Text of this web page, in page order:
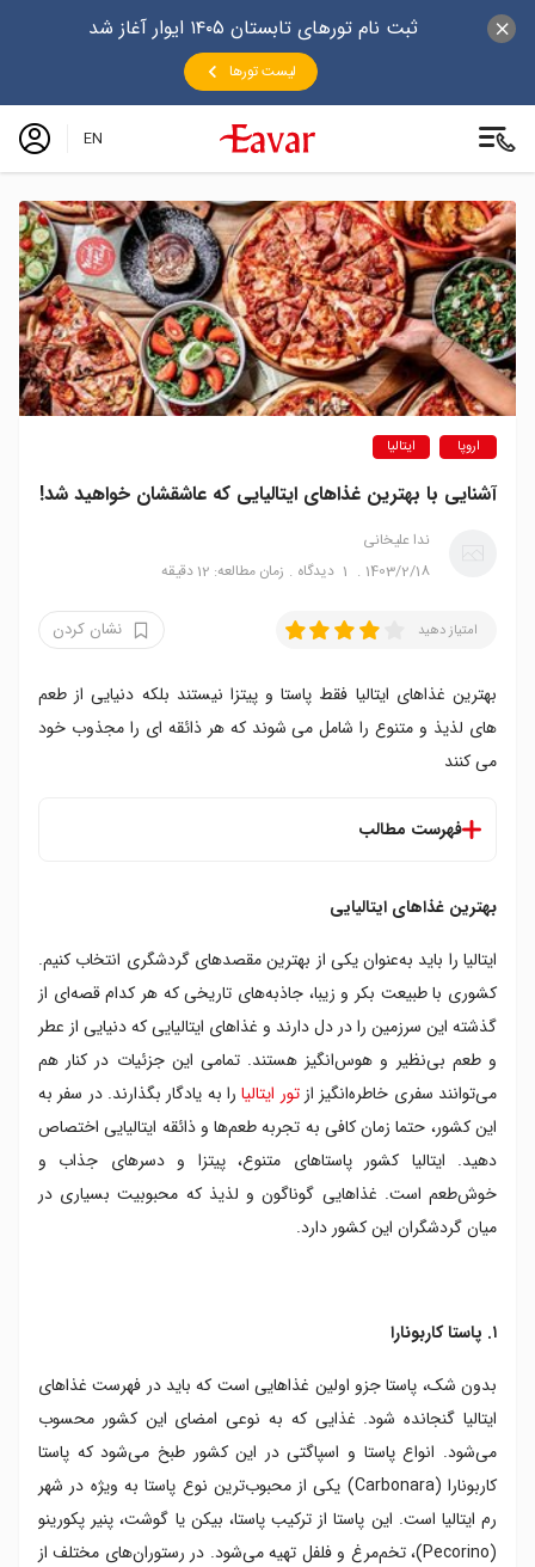
ثبت نام تورهای تابستان ۱۴۰۵ ایوار آغاز شد
لیست تورها
EN
اروپا ایتالیا
آشنایی با بهترین غذاهای ایتالیایی که عاشقشان خواهید شد!
ندا علیخانی
1403/2/18
1 دیدگاه زمان مطالعه: 12 دقیقه
امتیاز دهید نشان کردن
بهترین غذاهای ایتالیا فقط پاستا و پیتزا نیستند بلکه دنیایی از طعم
های لذیذ و متنوع را شامل می شوند که هر ذائقه ای را مجذوب خود
می کنند
فهرست مطالب
۱. پاستا کاربونارا
۳. شیرینی کانولی
۴. لازانیا با سس بلونز
۵. استیک فیورنتینا
۶. ترافل
۷. ریزوتو
۹. تیرامیسو
۱۱. ریبولیتا
۱۲. بوتارگا
۱۵. گنوچی
۱۷. بروسکتا
۱۸. اوسوبوکو
۱۹. کالاماری گریل شده
۲۰. راویولی
بهترین غذاهای ایتالیایی
ایتالیا را باید به‌عنوان یکی از بهترین مقصدهای گردشگری انتخاب کنیم.
کشوری با طبیعت بکر و زیبا، جاذبه‌های تاریخی که هر کدام قصه‌ای از
گذشته این سرزمین را در دل دارند و غذاهای ایتالیایی که دنیایی از عطر
و طعم بی‌نظیر و هوس‌انگیز هستند. تمامی این جزئیات در کنار هم
می‌توانند سفری خاطره‌انگیز ازتور ایتالیارا به یادگار بگذارند. در سفر به
این کشور، حتما زمان کافی به تجربه طعم‌ها و ذائقه ایتالیایی اختصاص
دهید. ایتالیا کشور پاستاهای متنوع، پیتزا و دسرهای جذاب و
خوش‌طعم است. غذاهایی گوناگون و لذیذ که محبوبیت بسیاری در
میان گردشگران این کشور دارد.
۱. پاستا کاربونارا
بدون شک، پاستا جزو اولین غذاهایی است که باید در فهرست غذاهای
ایتالیا گنجانده شود. غذایی که به نوعی امضای این کشور محسوب
می‌شود. انواع پاستا و اسپاگتی در این کشور طبخ می‌شود که پاستا
کاربونارا (Carbonara) یکی از محبوب‌ترین نوع پاستا به ویژه در شهر
رم ایتالیا است. این پاستا از ترکیب پاستا، بیکن یا گوشت، پنیر پکورینو
(Pecorino)، تخم‌مرغ و فلفل تهیه می‌شود. در رستوران‌های مختلف از